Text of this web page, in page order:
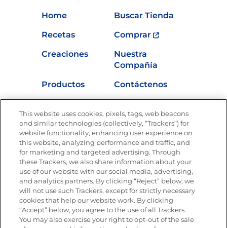
Home
Buscar Tienda
Recetas
Comprar
Creaciones
Nuestra
Compañía
Productos
Contáctenos
Nutrición
Únete a La Cocina Goya®
Recibe Nuevas Recetas, Ofertas Especiales y
Promociones
Email(Obligatorio)
This website uses cookies, pixels, tags, web beacons
and similar technologies (collectively, “Trackers”) for
website functionality, enhancing user experience on
this website, analyzing performance and traffic, and
for marketing and targeted advertising. Through
these Trackers, we also share information about your
use of our website with our social media, advertising,
and analytics partners. By clicking “Reject” below, we
will not use such Trackers, except for strictly necessary
cookies that help our website work. By clicking
“Accept” below, you agree to the use of all Trackers.
You may also exercise your right to opt-out of the sale